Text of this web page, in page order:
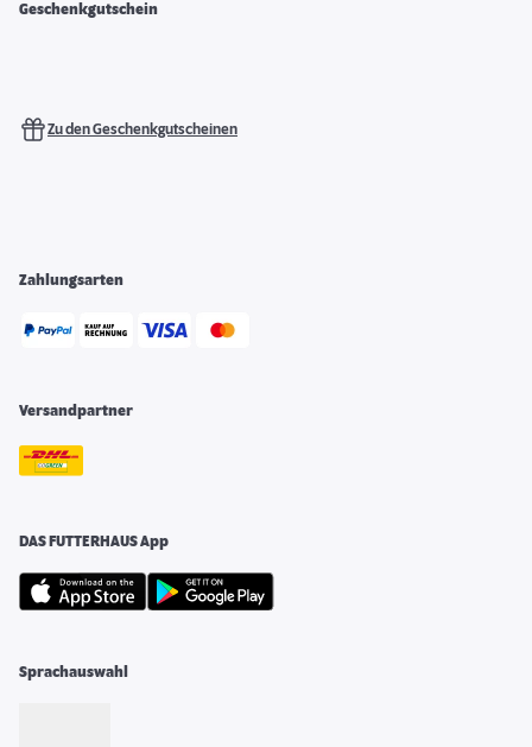
Geschenkgutschein
Zu den Geschenkgutscheinen
Zahlungsarten
Versandpartner
DAS FUTTERHAUS App
Sprachauswahl